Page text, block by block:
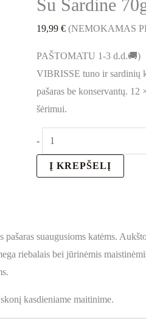
Su Sardine
19,99€ (NEMOKAMAS
PAŠTOMATU 1-3 d.d.🚚)
VIBRISSE tuno ir sardinių
pašaras be konservantų.
šėrimui.
-
Į KREPŠELĮ
suaugusioms katėms.
riebalais bei jūrinėmis
kasdieniame maitinime.